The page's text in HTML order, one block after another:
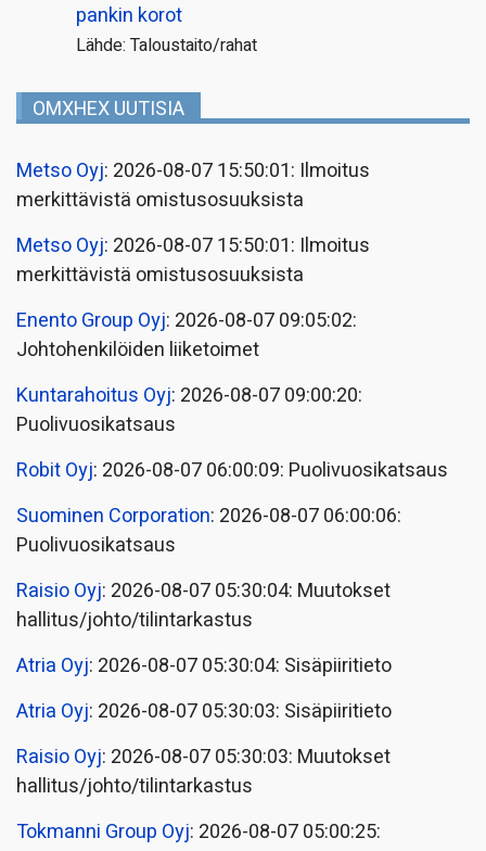
pankin korot
Lähde: Taloustaito/rahat
OMXHEX UUTISIA
Metso Oyj: 2026-08-07 15:50:01: Ilmoitus
merkittävistä omistusosuuksista
Metso Oyj: 2026-08-07 15:50:01: Ilmoitus
merkittävistä omistusosuuksista
Enento Group Oyj: 2026-08-07 09:05:02:
Johtohenkilöiden liiketoimet
Kuntarahoitus Oyj: 2026-08-07 09:00:20:
Puolivuosikatsaus
Robit Oyj: 2026-08-07 06:00:09: Puolivuosikatsaus
Suominen Corporation: 2026-08-07 06:00:06:
Puolivuosikatsaus
Raisio Oyj: 2026-08-07 05:30:04: Muutokset
hallitus/johto/tilintarkastus
Atria Oyj: 2026-08-07 05:30:04: Sisäpiiritieto
Atria Oyj: 2026-08-07 05:30:03: Sisäpiiritieto
Raisio Oyj: 2026-08-07 05:30:03: Muutokset
hallitus/johto/tilintarkastus
Tokmanni Group Oyj: 2026-08-07 05:00:25: